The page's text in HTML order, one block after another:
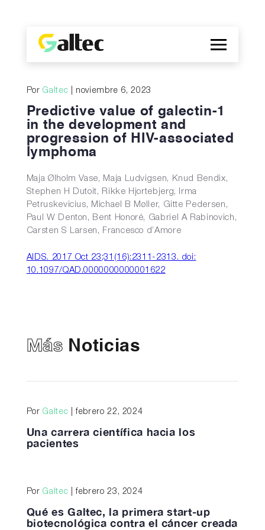
Empresa
Descubrimientos
Programas
Publicaciones
EN
PorGaltec | noviembre 6, 2023
Predictive value of galectin-1
in the development and
progression of HIV-associated
lymphoma
Maja Ølholm Vase, Maja Ludvigsen, Knud Bendix,
Stephen H Dutoit, Rikke Hjortebjerg, Irma
Petruskevicius, Michael B Møller, Gitte Pedersen,
Paul W Denton, Bent Honoré, Gabriel A Rabinovich,
Carsten S Larsen, Francesco d’Amore
AIDS. 2017 Oct 23;31(16):2311-2313. doi:
10.1097/QAD.0000000000001622
Más Noticias
PorGaltec | febrero 22, 2024
Una carrera científica hacia los
pacientes
PorGaltec | febrero 23, 2024
Qué es Galtec, la primera start-up
biotecnológica contra el cáncer creada